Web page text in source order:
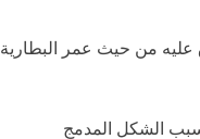
عليه من حيث عمر البطارية
الشكل المدمج